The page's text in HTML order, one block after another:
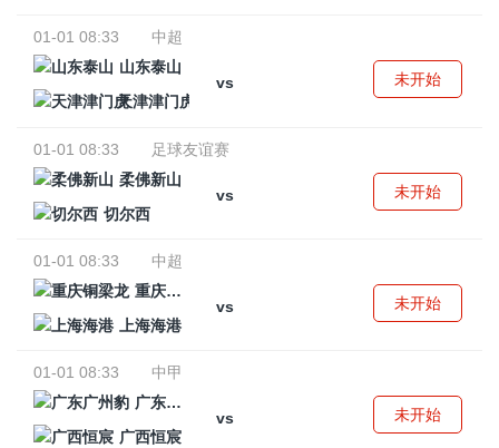
01-01 08:33
中超
山东泰山
vs
天津津门虎
未开始
01-01 08:33
足球友谊赛
柔佛新山
vs
切尔西
未开始
01-01 08:33
中超
重庆铜梁龙
vs
上海海港
未开始
01-01 08:33
中甲
广东广州豹
vs
广西恒宸
未开始